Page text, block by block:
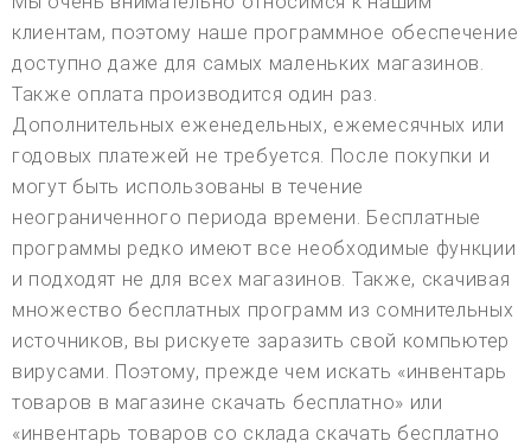
клиентам, поэтому наше программное обеспечение
доступно даже для самых маленьких магазинов.
Также оплата производится один раз.
Дополнительных еженедельных, ежемесячных или
годовых платежей не требуется. После покупки и
могут быть использованы в течение
неограниченного периода времени. Бесплатные
программы редко имеют все необходимые функции
и подходят не для всех магазинов. Также, скачивая
множество бесплатных программ из сомнительных
источников, вы рискуете заразить свой компьютер
вирусами. Поэтому, прежде чем искать «инвентарь
товаров в магазине скачать бесплатно» или
«инвентарь товаров со склада скачать бесплатно